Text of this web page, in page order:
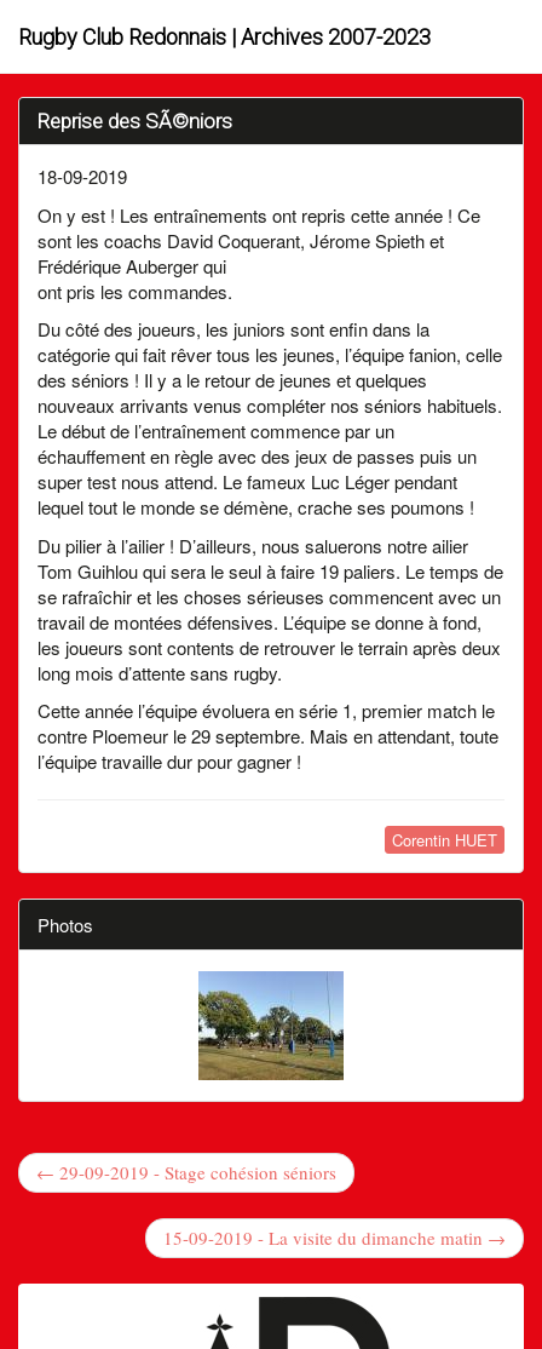
Rugby Club Redonnais | Archives 2007-2023
Reprise des SÃ©niors
18-09-2019
On y est ! Les entraînements ont repris cette année ! Ce
sont les coachs David Coquerant, Jérome Spieth et
Frédérique Auberger qui
ont pris les commandes.
Du côté des joueurs, les juniors sont enfin dans la
catégorie qui fait rêver tous les jeunes, l’équipe fanion, celle
des séniors ! Il y a le retour de jeunes et quelques
nouveaux arrivants venus compléter nos séniors habituels.
Le début de l’entraînement commence par un
échauffement en règle avec des jeux de passes puis un
super test nous attend. Le fameux Luc Léger pendant
lequel tout le monde se démène, crache ses poumons !
Du pilier à l’ailier ! D’ailleurs, nous saluerons notre ailier
Tom Guihlou qui sera le seul à faire 19 paliers. Le temps de
se rafraîchir et les choses sérieuses commencent avec un
travail de montées défensives. L’équipe se donne à fond,
les joueurs sont contents de retrouver le terrain après deux
long mois d’attente sans rugby.
Cette année l’équipe évoluera en série 1, premier match le
contre Ploemeur le 29 septembre. Mais en attendant, toute
l’équipe travaille dur pour gagner !
Corentin HUET
Photos
← 29-09-2019 - Stage cohésion séniors
15-09-2019 - La visite du dimanche matin →